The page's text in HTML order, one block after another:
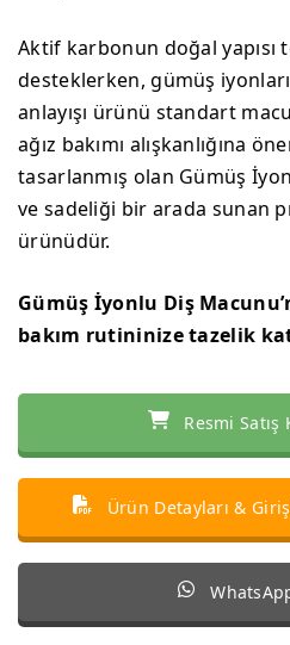
Aktif karbonun doğal yapısı
desteklerken, gümüş
anlayışı ürünü standart
ağız bakımı alışkanlığına
tasarlanmış olan Gümüş
ve sadeliği bir arada sunan
ürünüdür.
Gümüş İyonlu Diş
bakım rutininize tazelik
Resmi Satış
Ürün Detayları &